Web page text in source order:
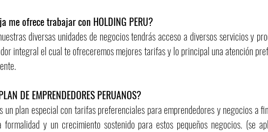
me ofrece trabajar con HOLDING PERU?
diversas unidades de negocios tendrás acceso a diversos servicios y
integral el cual te ofreceremos mejores tarifas y lo principal una atención
DE EMPRENDEDORES PERUANOS?
un plan especial con tarifas preferenciales para emprendedores y negocios a
y un crecimiento sostenido para estos pequeños negocios. (se